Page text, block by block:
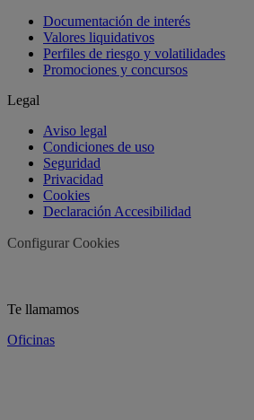
Documentación de interés
Valores liquidativos
Perfiles de riesgo y volatilidades
Promociones y concursos
Legal
Aviso legal
Condiciones de uso
Seguridad
Privacidad
Cookies
Declaración Accesibilidad
Configurar Cookies
Te llamamos
Oficinas